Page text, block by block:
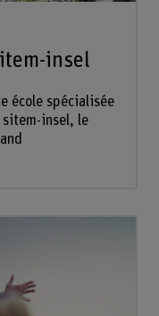
insel
école spécialisée
sitem-insel, le